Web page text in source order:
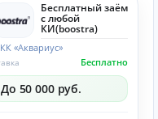
Бесплатный заём
с любой
КИ(boostra)
«Аквариус»
Бесплатно
До 50 000 руб.